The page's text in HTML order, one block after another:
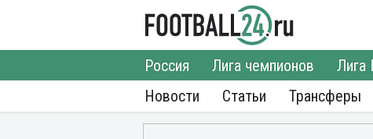
Новости
Россия Лига чемпионов Лига
Статьи
Трансферы